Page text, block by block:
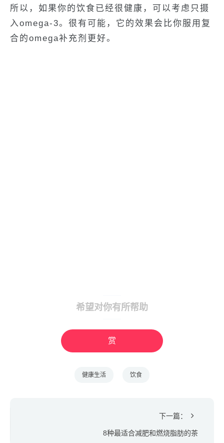
所以，如果你的饮食已经很健康，可以考虑只摄
入omega-3。很有可能，它的效果会比你服用复
合的omega补充剂更好。
希望对你有所帮助
赏
健康生活 饮食
下一篇：
8种最适合减肥和燃烧脂肪的茶